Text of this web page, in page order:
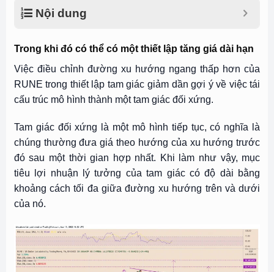
Nội dung
Trong khi đó có thể có một thiết lập tăng giá dài hạn
Việc điều chỉnh đường xu hướng ngang thấp hơn của
RUNE trong thiết lập tam giác giảm dần gợi ý về việc tái
cấu trúc mô hình thành một tam giác đối xứng.
Tam giác đối xứng là một mô hình tiếp tục, có nghĩa là
chúng thường đưa giá theo hướng của xu hướng trước
đó sau một thời gian hợp nhất. Khi làm như vậy, mục
tiêu lợi nhuận lý tưởng của tam giác có độ dài bằng
khoảng cách tối đa giữa đường xu hướng trên và dưới
của nó.